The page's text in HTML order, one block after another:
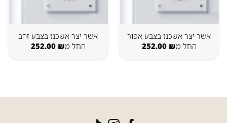
אשר יצר אשכנז בצבע אפור
החל מ
252.00 ₪
אשר יצר אשכנז בצבע זהב
החל מ
252.00 ₪